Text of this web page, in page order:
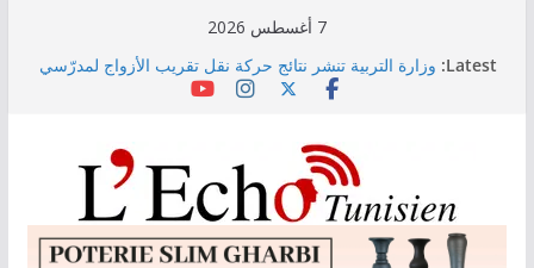
7 أغسطس 2026
Latest: وزارة التربية تنشر نتائج حركة نقل تقريب الأزواج لمدرّسي
التعليم الابتدائي لسنة 2026
التمهيدي الأوّل
“نسناس وبهناس”.. عرض مسرحي جديد للأطفال يجمع بين
الترفيه والقيم التربوية بمدينة الثقافة
اليوم: قرعة الدور التمهيدي لرابطة الأبطال وكأس
الكونفدرالية